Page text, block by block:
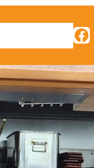
Facebook